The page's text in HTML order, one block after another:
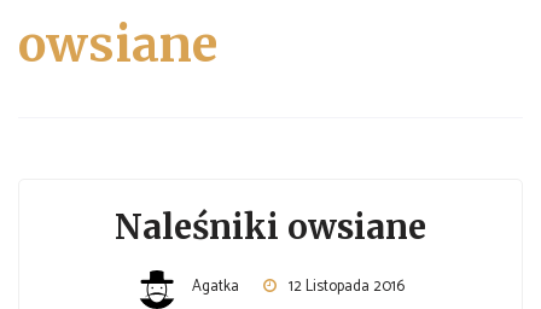
owsiane
Naleśniki owsiane
Agatka 12 Listopada 2016